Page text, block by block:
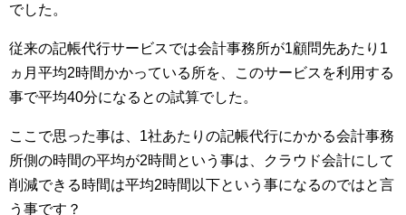
でした。
従来の記帳代行サービスでは会計事務所が1顧問先あたり1
ヵ月平均2時間かかっている所を、このサービスを利用する
事で平均40分になるとの試算でした。
ここで思った事は、1社あたりの記帳代行にかかる会計事務
所側の時間の平均が2時間という事は、クラウド会計にして
削減できる時間は平均2時間以下という事になるのではと言
う事です？